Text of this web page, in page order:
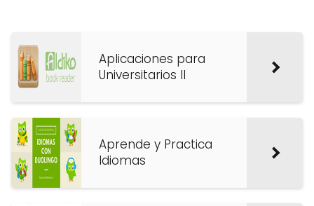
Aplicaciones para
Universitarios II
Aprende y Practica
Idiomas